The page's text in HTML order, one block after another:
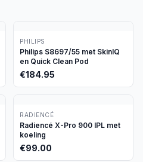
PHILIPS
Philips S8697/55 met SkinIQ
en Quick Clean Pod
€184.95
RADIENCÉ
Radiencé X-Pro 900 IPL met
koeling
€99.00